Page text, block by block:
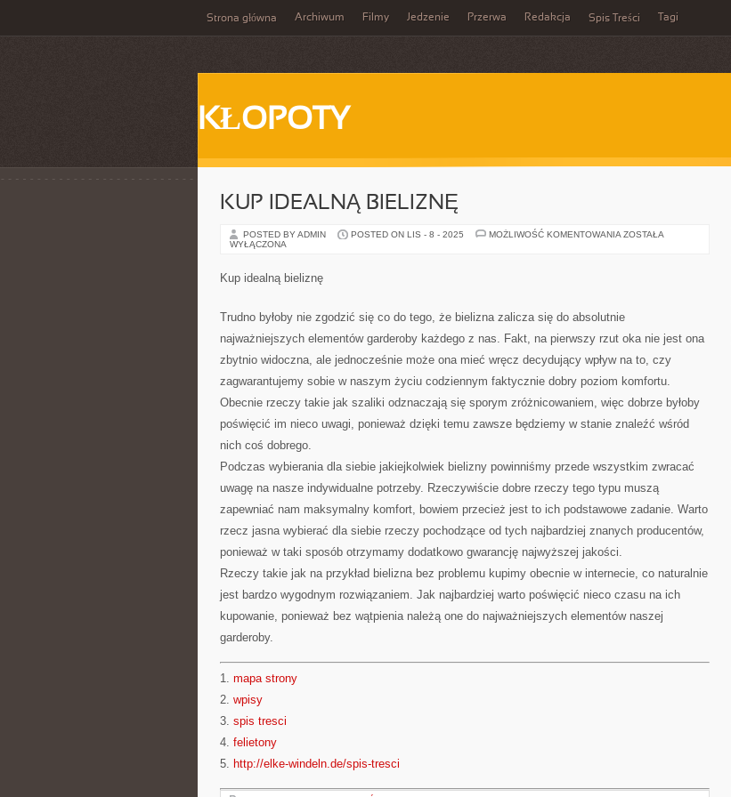
Strona główna Archiwum Filmy Jedzenie Przerwa Redakcja Spis Treści Tagi
KŁOPOTY
KUP IDEALNĄ BIELIZNĘ
POSTED BY ADMIN POSTED ON LIS - 8 - 2025 MOŻLIWOŚĆ KOMENTOWANIA KUP
ZOSTAŁA
WYŁĄCZONA
Kup idealną bieliznę
Trudno byłoby nie zgodzić się co do tego, że bielizna zalicza się do absolutnie
najważniejszych elementów garderoby każdego z nas. Fakt, na pierwszy rzut oka nie jest ona
zbytnio widoczna, ale jednocześnie może ona mieć wręcz decydujący wpływ na to, czy
zagwarantujemy sobie w naszym życiu codziennym faktycznie dobry poziom komfortu.
Obecnie rzeczy takie jak szaliki odznaczają się sporym zróżnicowaniem, więc dobrze byłoby
poświęcić im nieco uwagi, ponieważ dzięki temu zawsze będziemy w stanie znaleźć wśród
nich coś dobrego.
Podczas wybierania dla siebie jakiejkolwiek bielizny powinniśmy przede wszystkim zwracać
uwagę na nasze indywidualne potrzeby. Rzeczywiście dobre rzeczy tego typu muszą
zapewniać nam maksymalny komfort, bowiem przecież jest to ich podstawowe zadanie. Warto
rzecz jasna wybierać dla siebie rzeczy pochodzące od tych najbardziej znanych producentów,
ponieważ w taki sposób otrzymamy dodatkowo gwarancję najwyższej jakości.
Rzeczy takie jak na przykład bielizna bez problemu kupimy obecnie w internecie, co naturalnie
jest bardzo wygodnym rozwiązaniem. Jak najbardziej warto poświęcić nieco czasu na ich
kupowanie, ponieważ bez wątpienia należą one do najważniejszych elementów naszej
garderoby.
1. mapa strony
2. wpisy
3. spis tresci
4. felietony
5. http://elke-windeln.de/spis-tresci